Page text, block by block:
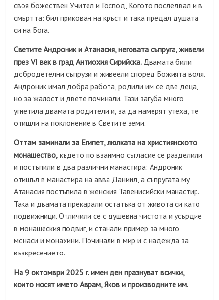
своя божествен Учител и Господ, Когото последвал и в
смъртта: бил прикован на кръст и така предал душата
си на Бога.
Светите Андроник и Атанасия, неговата съпруга, живели
през VI век в град Антиохия Сирийска. Двамата били
добродетелни съпрузи и живеели според Божията воля.
Андроник имал добра работа, родили им се две деца,
но за жалост и двете починали. Тази загуба много
угнетила двамата родители и, за да намерят утеха, те
отишли на поклонение в Светите земи.
Оттам заминали за Египет, люлката на християнското
монашество, където по взаимно съгласие се разделили
и постъпили в два различни манастира: Андроник
отишъл в манастира на авва Даниил, а съпругата му
Атанасия постъпила в женския Тавенисийски манастир.
Така и двамата прекарали остатъка от живота си като
подвижници. Отличили се с душевна чистота и усърдие
в монашеския подвиг, и станали пример за много
монаси и монахини. Починали в мир и с надежда за
възкресението.
На 9 октомври 2025 г. имен ден празнуват всички,
които носят името Аврам, Яков и производните им.